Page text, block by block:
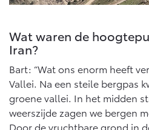
Wat waren de
Iran?
Bart: “Wat ons enorm heeft
Vallei. Na een steile bergpas
groene vallei. In het midden
weerszijde zagen we bergen
Door de vruchtbare grond in